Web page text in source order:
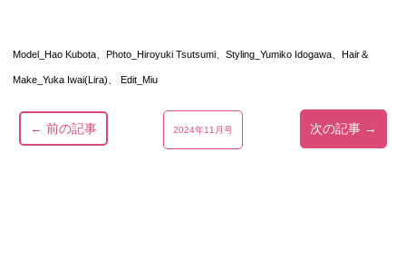
Model_Hao Kubota、Photo_Hiroyuki Tsutsumi、Styling_Yumiko Idogawa、Hair＆
Make_Yuka Iwai(Lira)、 Edit_Miu
← 前の記事 2024年11月号 次の記事 →